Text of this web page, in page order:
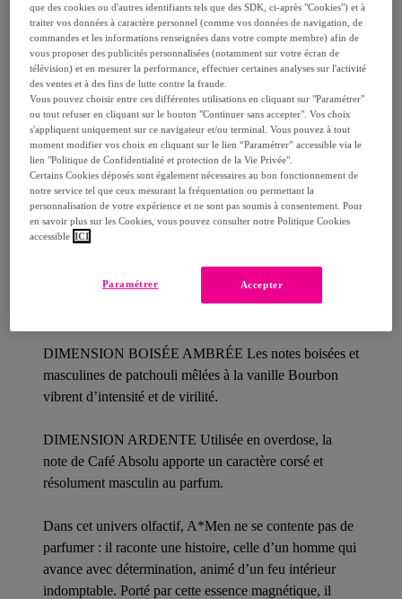
A*Men est le parfum de l’homme confiant et
aventureux. Parfum de la famille ambré boisé corsé,
l’Eau de Toilette A*men de MUGLER évoque la
virilité d’un corps sculpté à travers ses notes boisées de
patchouli, et la force audacieuse du héros à travers ses
notes d’Absolu de café. Une fragrance ardente et corsée
au caractère intense et à l’énergie boisée qui révèle
l'essence du héros qui sommeille en chaque homme.
Audacieux, intense et fascinant, A*Men matérialise une
vision authentique et innovante du héros contemporain.
Ce parfum à la virilité puissante allie élégance,
sophistication et charisme à travers deux dimensions
DIMENSION BOISÉE AMBRÉE Les notes boisées et
masculines de patchouli mêlées à la vanille Bourbon
vibrent d’intensité et de virilité.
DIMENSION ARDENTE Utilisée en overdose, la
note de Café Absolu apporte un caractère corsé et
résolument masculin au parfum.
Dans cet univers olfactif, A*Men ne se contente pas de
parfumer : il raconte une histoire, celle d’un homme qui
avance avec détermination, animé d’un feu intérieur
indomptable. Porté par cette essence magnétique, il
que des cookies ou d'autres identifiants tels que des SDK, ci-après "Cookies") et à
traiter vos données à caractère personnel (comme vos données de navigation, de
commandes et les informations renseignées dans votre compte membre) afin de
vous proposer des publicités personnalisées (notamment sur votre écran de
télévision) et en mesurer la performance, effectuer certaines analyses sur l'activité
des ventes et à des fins de lutte contre la fraude.
Vous pouvez choisir entre ces différentes utilisations en cliquant sur "Paramétrer"
ou tout refuser en cliquant sur le bouton "Continuer sans accepter". Vos choix
s'appliquent uniquement sur ce navigateur et/ou terminal. Vous pouvez à tout
moment modifier vos choix en cliquant sur le lien “Paramétrer” accessible via le
lien "Politique de Confidentialité et protection de la Vie Privée".
Certains Cookies déposés sont également nécessaires au bon fonctionnement de
notre service tel que ceux mesurant la fréquentation ou permettant la
personnalisation de votre expérience et ne sont pas soumis à consentement. Pour
en savoir plus sur les Cookies, vous pouvez consulter notre Politique Cookies
accessible ICI
Accepter
Paramétrer